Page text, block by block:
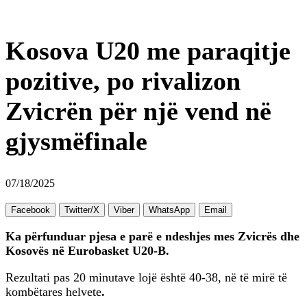
Kosova U20 me paraqitje
pozitive, po rivalizon
Zvicrën për një vend në
gjysmëfinale
07/18/2025
Facebook Twitter/X Viber WhatsApp Email
Ka përfunduar pjesa e parë e ndeshjes mes Zvicrës dhe
Kosovës në Eurobasket U20-B.
Rezultati pas 20 minutave lojë është 40-38, në të mirë të
kombëtares helvete.